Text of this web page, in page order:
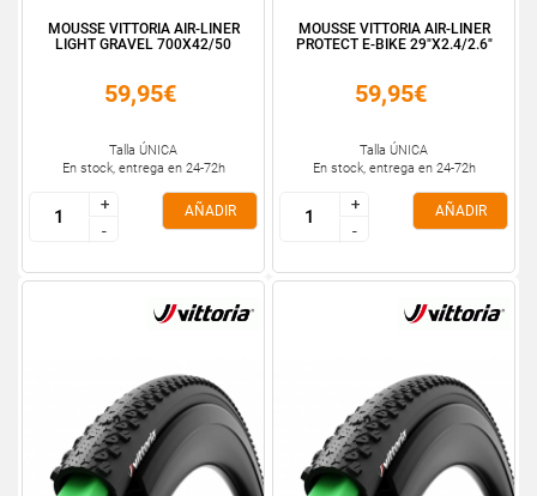
MOUSSE VITTORIA AIR-LINER
LIGHT GRAVEL 700X42/50
59,95€
Talla ÚNICA
En stock, entrega en 24-72h
+
-
+
-
AÑADIR
MOUSSE VITTORIA AIR-LINER
PROTECT E-BIKE 29"X2.4/2.6"
59,95€
Talla ÚNICA
En stock, entrega en 24-72h
+
-
+
-
AÑADIR